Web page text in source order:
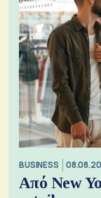
BUSINESS
Από New